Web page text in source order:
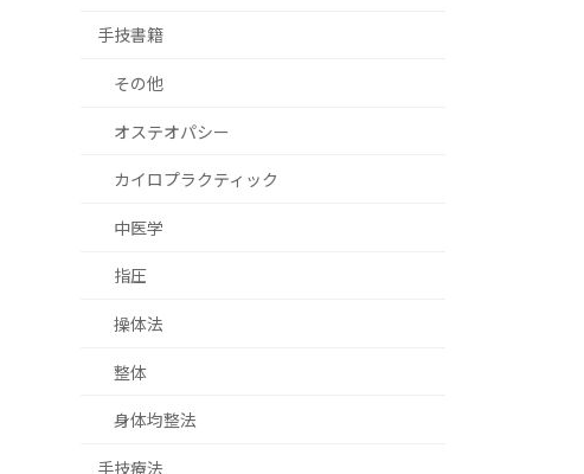
手技書籍
その他
オステオパシー
カイロプラクティック
中医学
指圧
操体法
整体
身体均整法
手技療法